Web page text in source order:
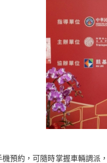
機預約，可隨時掌握車輛調派